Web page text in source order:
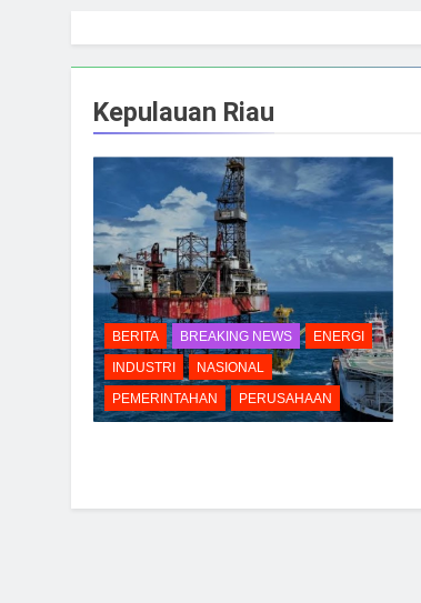
Kepulauan Riau
BERITA BREAKING NEWS
ENERGI
INDUSTRI
NASIONAL
PEMERINTAHAN
PERUSAHAAN